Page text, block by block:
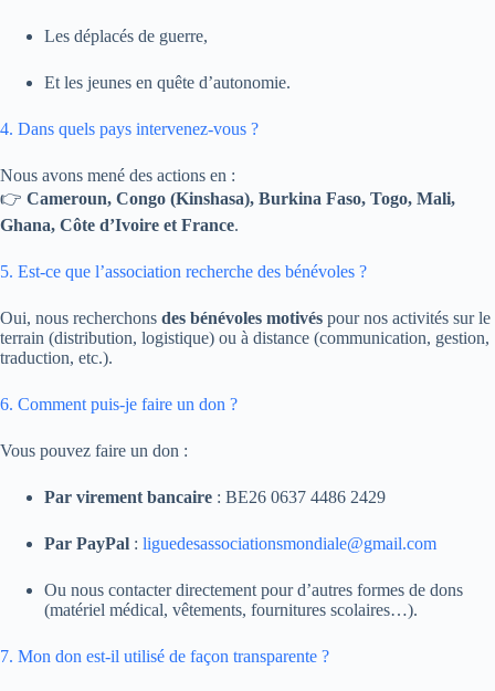
Les déplacés de guerre,
Et les jeunes en quête d’autonomie.
4. Dans quels pays intervenez-vous ?
Nous avons mené des actions en :
👉 Cameroun, Congo (Kinshasa), Burkina Faso, Togo, Mali,
Ghana, Côte d’Ivoire et France.
5. Est-ce que l’association recherche des bénévoles ?
Oui, nous recherchons des bénévoles motivés pour nos activités sur le
terrain (distribution, logistique) ou à distance (communication, gestion,
traduction, etc.).
6. Comment puis-je faire un don ?
Vous pouvez faire un don :
Par virement bancaire : BE26 0637 4486 2429
Par PayPal : liguedesassociationsmondiale@gmail.com
Ou nous contacter directement pour d’autres formes de dons
(matériel médical, vêtements, fournitures scolaires…).
7. Mon don est-il utilisé de façon transparente ?